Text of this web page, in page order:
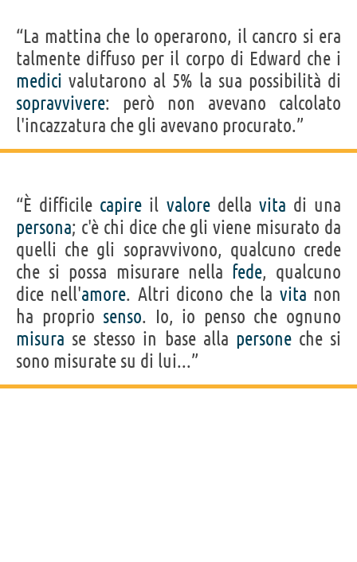
“La mattina che lo operarono, il cancro si era
talmente diffuso per il corpo di Edward che i
medici valutarono al 5% la sua possibilità di
sopravvivere: però non avevano calcolato
l'incazzatura che gli avevano procurato.”
“È difficile capire il valoredella vita di una
persona; c'è chi dice che gli viene misurato da
quelli che gli sopravvivono, qualcuno crede
che si possa misurare nella fede, qualcuno
dice nell'amore. Altri dicono che la vita non
ha proprio senso. Io, io penso che ognuno
misura se stesso in base alla personeche si
sono misurate su di lui...”